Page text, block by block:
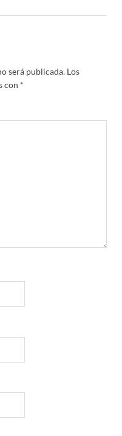
será publicada. Los
con *